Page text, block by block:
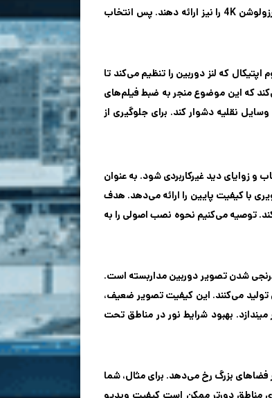
HDمی‌تواند وضوح لازم را برای ثبت جزئیات دقیق فراهم کند. دوربین‌های پیشرفته می‌توانند ضبط ویدیو با رزولوشن 4K را نیز ارائه دهند. پس انتخاب
که لنز دوربین را تنظیم می‌کند تا
که این موضوع منجر به ضبط فیلم‌های
نقلیه دشوار کند. برای جلوگیری از
زوایای دید غیرکاربردی شود. به عنوان
با کیفیت پایین را ارائه می‌دهد. هدف
توصیه می‌کنیم نحوه نصب اصولی را به
شدن تصویر دوربین مداربسته است.
تولید می‌کنند. این کیفیت تصویر ضعیف،
بهبود شرایط نور در مناطق تحت
بزرگ رخ می‌دهد. برای مثال، شما
مناطق دورتر ممکن است کیفیت ویدیو